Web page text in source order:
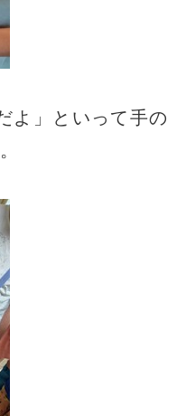
よ」といって手の